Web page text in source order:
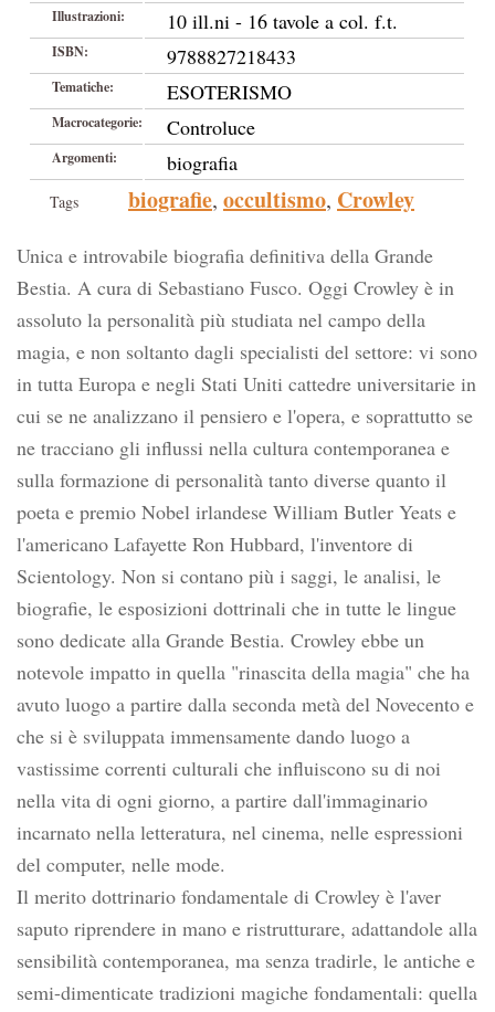
Illustrazioni: 10 ill.ni - 16 tavole a col. f.t.
ISBN: 9788827218433
Tematiche: ESOTERISMO
Macrocategorie: Controluce
Argomenti: biografia
Tags biografie, occultismo, Crowley
Unica e introvabile biografia definitiva della Grande
Bestia. A cura di Sebastiano Fusco. Oggi Crowley è in
assoluto la personalità più studiata nel campo della
magia, e non soltanto dagli specialisti del settore: vi sono
in tutta Europa e negli Stati Uniti cattedre universitarie in
cui se ne analizzano il pensiero e l'opera, e soprattutto se
ne tracciano gli influssi nella cultura contemporanea e
sulla formazione di personalità tanto diverse quanto il
poeta e premio Nobel irlandese William Butler Yeats e
l'americano Lafayette Ron Hubbard, l'inventore di
Scientology. Non si contano più i saggi, le analisi, le
biografie, le esposizioni dottrinali che in tutte le lingue
sono dedicate alla Grande Bestia. Crowley ebbe un
notevole impatto in quella "rinascita della magia" che ha
avuto luogo a partire dalla seconda metà del Novecento e
che si è sviluppata immensamente dando luogo a
vastissime correnti culturali che influiscono su di noi
nella vita di ogni giorno, a partire dall'immaginario
incarnato nella letteratura, nel cinema, nelle espressioni
del computer, nelle mode.
Il merito dottrinario fondamentale di Crowley è l'aver
saputo riprendere in mano e ristrutturare, adattandole alla
sensibilità contemporanea, ma senza tradirle, le antiche e
semi-dimenticate tradizioni magiche fondamentali: quella